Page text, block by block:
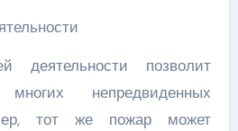
деятельности позволит
непредвиденных
тот же пожар может